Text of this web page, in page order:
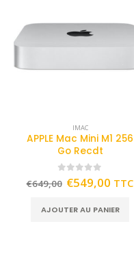
IMAC
APPLE Mac Mini M1 256
Go Recdt
out of 5
€649,00 €549,00 TTC
AJOUTER AU PANIER